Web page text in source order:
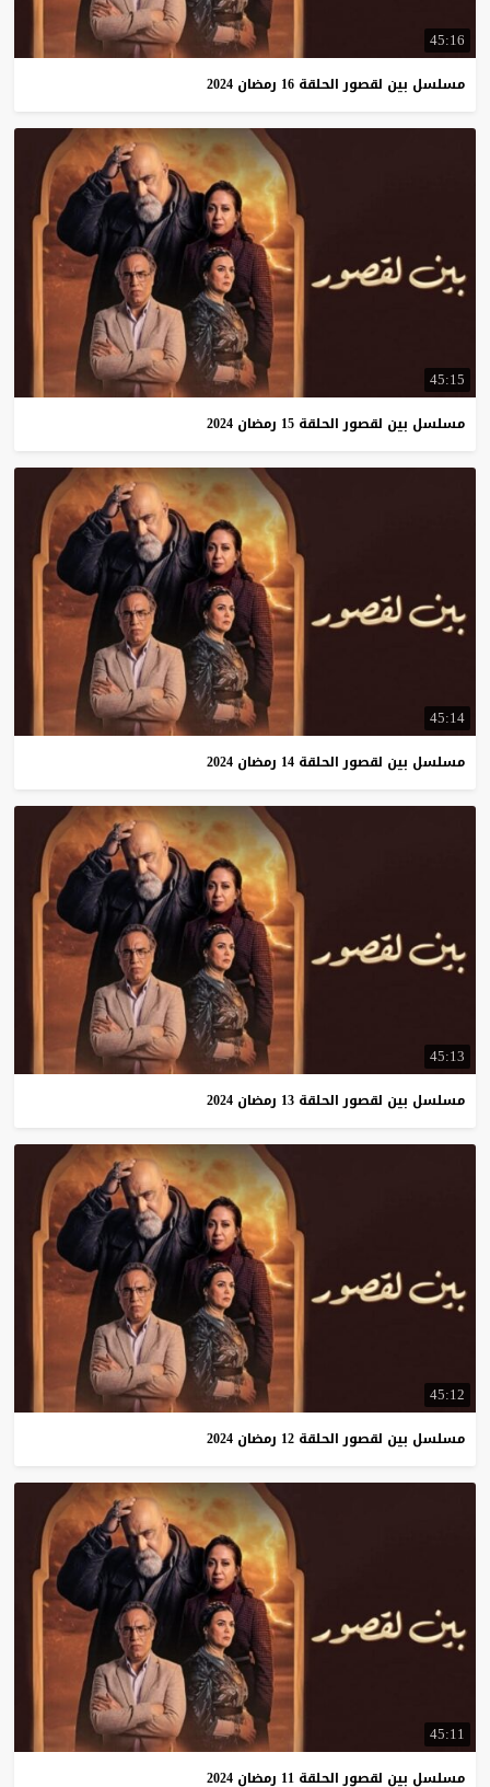
45:16
مسلسل بين لقصور الحلقة 16 رمضان 2024
45:15
مسلسل بين لقصور الحلقة 15 رمضان 2024
45:14
مسلسل بين لقصور الحلقة 14 رمضان 2024
45:13
مسلسل بين لقصور الحلقة 13 رمضان 2024
45:12
مسلسل بين لقصور الحلقة 12 رمضان 2024
45:11
مسلسل بين لقصور الحلقة 11 رمضان 2024